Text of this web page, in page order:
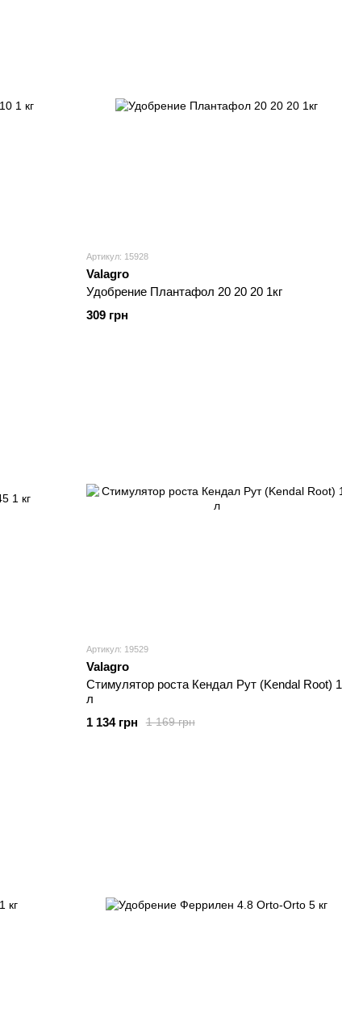
Артикул: 15928
Valagro
Удобрение Плантафол 20 20 20 1кг
309 грн
Артикул: 19529
Valagro
Стимулятор роста Кендал Рут (Kendal Root) 1
л
1 169 грн
1 134 грн